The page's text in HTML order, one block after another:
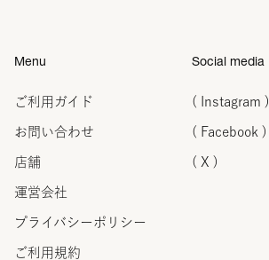
Menu
ご利用ガイド
お問い合わせ
店舗
運営会社
プライバシーポリシー
ご利用規約
Social media
( Instagram )
( Facebook )
( X )